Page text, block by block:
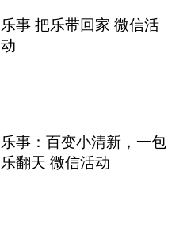
乐事 把乐带回家 微信活
动
乐事：百变小清新，一包
乐翻天 微信活动